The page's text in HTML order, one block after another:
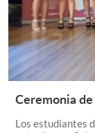
Ceremonia
Los estudiantes